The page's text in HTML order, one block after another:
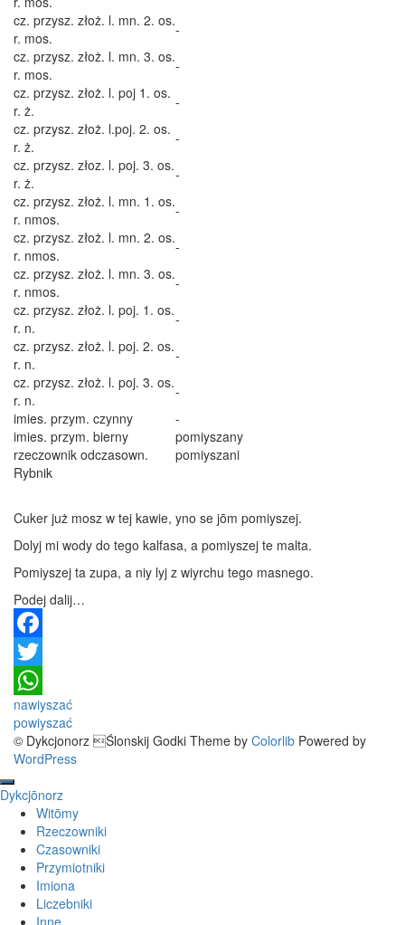
cz. przysz. złoż. l. mn. 2. os.
r. mos.
-
cz. przysz. złoż. l. mn. 3. os.
r. mos.
-
cz. przysz. złoż. l. poj 1. os.
r. ż.
-
cz. przysz. złoż. l.poj. 2. os.
r. ż.
-
cz. przysz. złoz. l. poj. 3. os.
r. ż.
-
cz. przysz. złoż. l. mn. 1. os.
r. nmos.
-
cz. przysz. złoż. l. mn. 2. os.
r. nmos.
-
cz. przysz. złoż. l. mn. 3. os.
r. nmos.
-
cz. przysz. złoż. l. poj. 1. os.
r. n.
-
cz. przysz. złoż. l. poj. 2. os.
r. n.
-
cz. przysz. złoż. l. poj. 3. os.
r. n.
-
imies. przym. czynny
-
imies. przym. bierny
pomiyszany
rzeczownik odczasown.
pomiyszani
Rybnik
Cuker już mosz w tej kawie, yno se jōm pomiyszej.
Dolyj mi wody do tego kalfasa, a pomiyszej te malta.
Pomiyszej ta zupa, a niy lyj z wiyrchu tego masnego.
Podej dalij…
Facebook
Twitter
WhatsApp
Post
navigation
nawiyszać
powiyszać
© Dykcjonorz Ślonskij Godki Theme by Colorlib Powered by
WordPress
Dykcjōnorz
Witōmy
Rzeczowniki
Czasowniki
Przymiotniki
Imiona
Liczebniki
Inne